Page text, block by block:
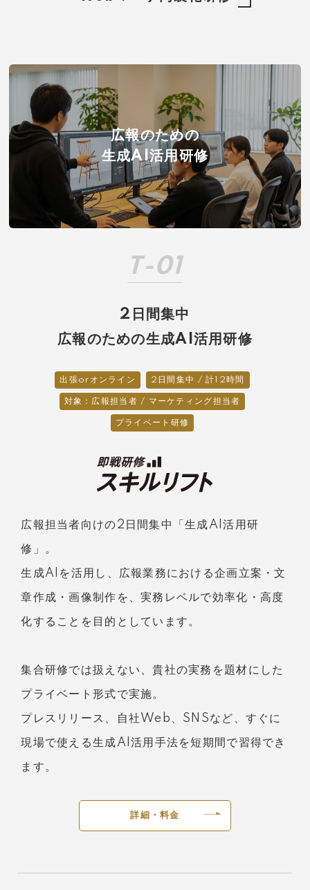
広報のための
生成AI活用研修
T-01
2日間集中
広報のための生成AI活用研修
出張orオンライン 2日間集中 / 計12時間
対象：広報担当者 / マーケティング担当者
プライベート研修
広報担当者向けの2日間集中「生成AI活用研
修」。
生成AIを活用し、広報業務における企画立案・文
章作成・画像制作を、実務レベルで効率化・高度
化することを目的としています。
集合研修では扱えない、貴社の実務を題材にした
プライベート形式で実施。
プレスリリース、自社Web、SNSなど、すぐに
現場で使える生成AI活用手法を短期間で習得でき
ます。
詳細・料金